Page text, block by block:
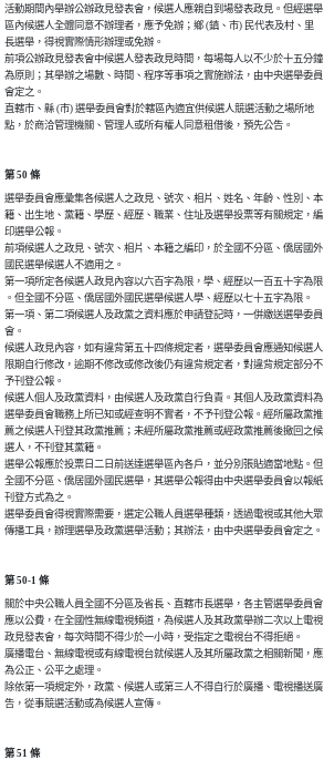
活動期間內舉辦公辦政見發表會，候選人應親自到場發表政見。但經選舉
區內候選人全體同意不辦理者，應予免辦；鄉 (鎮、市) 民代表及村、里
長選舉，得視實際情形辦理或免辦。
前項公辦政見發表會中候選人發表政見時間，每場每人以不少於十五分鐘
為原則；其舉辦之場數、時間、程序等事項之實施辦法，由中央選舉委員
會定之。
直轄市、縣 (市) 選舉委員會對於轄區內適宜供候選人競選活動之場所地
點，於商洽管理機關、管理人或所有權人同意租借後，預先公告。
第 50 條
選舉委員會應彙集各候選人之政見、號次、相片、姓名、年齡、性別、本
籍、出生地、黨籍、學歷、經歷、職業、住址及選舉投票等有關規定，編
印選舉公報。
前項候選人之政見、號次、相片、本籍之編印，於全國不分區、僑居國外
國民選舉候選人不適用之。
第一項所定各候選人政見內容以六百字為限，學、經歷以一百五十字為限
。但全國不分區、僑居國外國民選舉候選人學、經歷以七十五字為限。
第一項、第二項候選人及政黨之資料應於申請登記時，一併繳送選舉委員
會。
候選人政見內容，如有違背第五十四條規定者，選舉委員會應通知候選人
限期自行修改，逾期不修改或修改後仍有違背規定者，對違背規定部分不
予刊登公報。
候選人個人及政黨資料，由候選人及政黨自行負責。其個人及政黨資料為
選舉委員會職務上所已知或經查明不實者，不予刊登公報。經所屬政黨推
薦之候選人刊登其政黨推薦；未經所屬政黨推薦或經政黨推薦後撤回之候
選人，不刊登其黨籍。
選舉公報應於投票日二日前送達選舉區內各戶，並分別張貼適當地點。但
全國不分區、僑居國外國民選舉，其選舉公報得由中央選舉委員會以報紙
刊登方式為之。
選舉委員會得視實際需要，選定公職人員選舉種類，透過電視或其他大眾
傳播工具，辦理選舉及政黨選舉活動；其辦法，由中央選舉委員會定之。
第 50-1 條
關於中央公職人員全國不分區及省長、直轄市長選舉，各主管選舉委員會
應以公費，在全國性無線電視頻道，為候選人及其政黨舉辦二次以上電視
政見發表會，每次時間不得少於一小時，受指定之電視台不得拒絕。
廣播電台、無線電視或有線電視台就候選人及其所屬政黨之相關新聞，應
為公正、公平之處理。
除依第一項規定外，政黨、候選人或第三人不得自行於廣播、電視播送廣
告，從事競選活動或為候選人宣傳。
第 51 條